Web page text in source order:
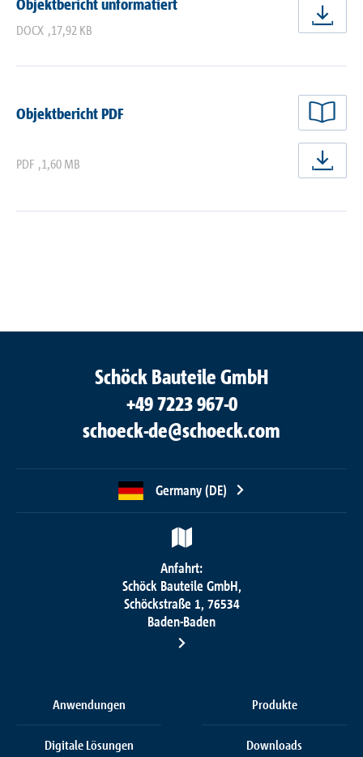
DOCX ,17,92 KB
Objektbericht PDF
PDF ,1,60 MB
Schöck Bauteile GmbH
+49 7223 967-0
schoeck-de@schoeck.com
Germany (DE)
Anfahrt:
Schöck Bauteile GmbH,
Schöckstraße 1, 76534
Baden-Baden
Anwendungen Produkte
Digitale Lösungen Downloads